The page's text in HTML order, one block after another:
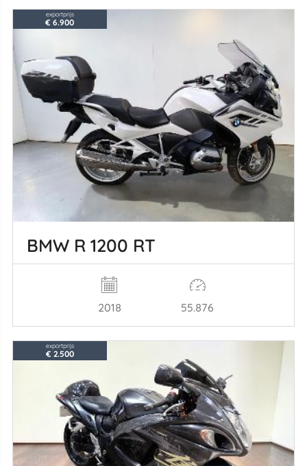
exportprijs
€ 6.900
BMW R 1200 RT
2018 55.876
exportprijs
€ 2.500